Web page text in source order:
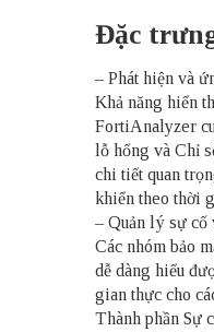
Đặc
– Phát hiện và
Khả năng hiển
FortiAnalyzer
lỗ hổng và Chỉ
chi tiết quan
khiển theo thời
– Quản lý sự cố
Các nhóm bảo
dễ dàng hiểu
gian thực cho
Thành phần Sự